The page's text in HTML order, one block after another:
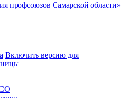
профсоюзов Самарской области»
Включить версию для